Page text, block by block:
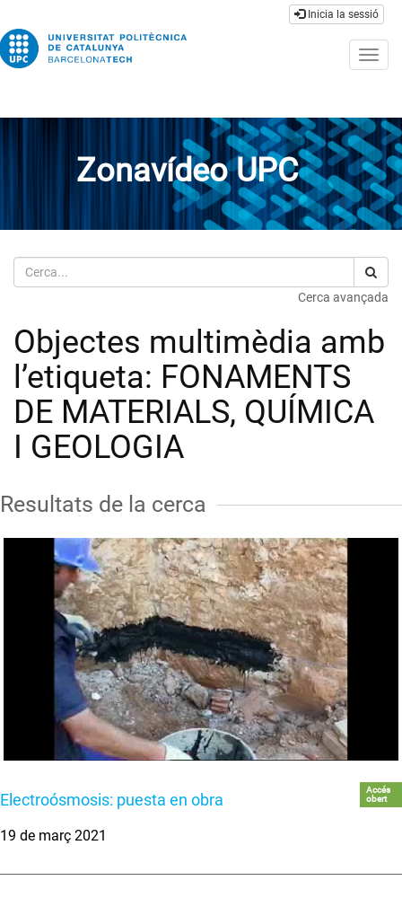
Inicia la sessió
Zonavídeo UPC
Cerca
Cerca avançada
Objectes multimèdia amb
l’etiqueta: FONAMENTS
DE MATERIALS, QUÍMICA
I GEOLOGIA
Resultats de la cerca
Electroósmosis: puesta en obra
Accés
obert
19 de març 2021